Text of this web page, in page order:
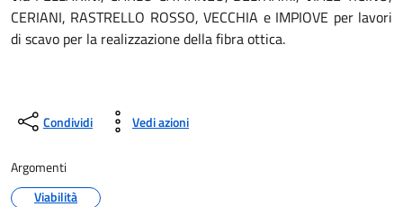
CERIANI, RASTRELLO ROSSO, VECCHIA e IMPIOVE per lavori
di scavo per la realizzazione della fibra ottica.
Condividi Vedi azioni
Argomenti
Viabilità